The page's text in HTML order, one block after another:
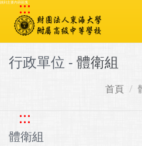
跳到主要內容區塊
:::
行政單位 - 體衛組
首頁
:::
體衛組